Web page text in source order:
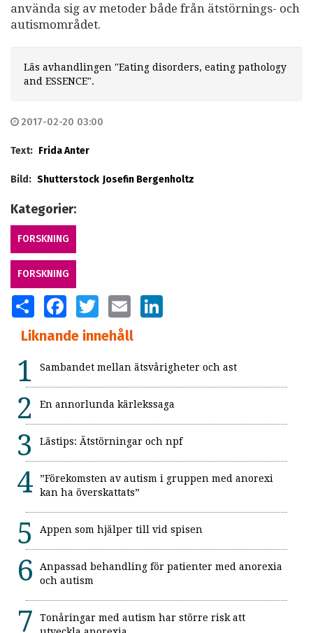
använda sig av metoder både från ätstörnings- och
autismområdet.
Läs avhandlingen "Eating disorders, eating pathology
and ESSENCE".
2017-02-20 03:00
Text: Frida Anter
Bild: Shutterstock Josefin Bergenholtz
Kategorier:
FORSKNING
FORSKNING
SHARE FACEBOOKTWITTER EMAIL
Liknande innehåll
Sambandet mellan ätsvårigheter och ast
En annorlunda kärlekssaga
Lästips: Ätstörningar och npf
”Förekomsten av autism i gruppen med anorexi
kan ha överskattats”
Appen som hjälper till vid spisen
Anpassad behandling för patienter med anorexia
och autism
Tonåringar med autism har större risk att